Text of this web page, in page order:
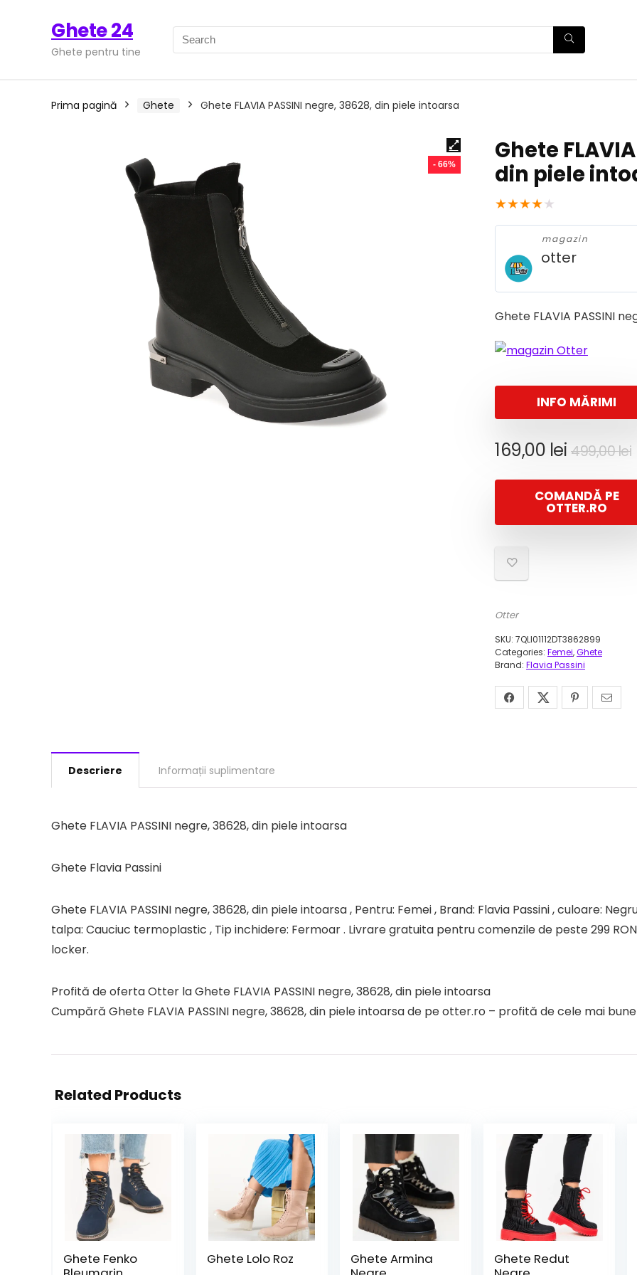
Ghete 24
Ghete pentru tine
Prima pagină Ghete Ghete FLAVIA PASSINI negre, 38628, din piele intoarsa
- 66%
Ghete
din piele
★★★★★
magazin
otter
Ghete FLAVIA PASSINI
INFO MĂRIMI
499,00lei
169,00 lei
COMANDĂ PE
OTTER.RO
Otter
SKU: 7QLI01112DT3862899
Categories: Femei,Ghete
Brand: Flavia Passini
Descriere Informații suplimentare
Ghete FLAVIA PASSINI negre, 38628, din piele intoarsa
Ghete Flavia Passini
Ghete FLAVIA PASSINI negre, 38628, din piele intoarsa , Pentru: Femei , Brand: Flavia Passini , culoare:
talpa: Cauciuc termoplastic , Tip inchidere: Fermoar . Livrare gratuita pentru comenzile de peste 299
locker.
Profită de oferta Otter la Ghete FLAVIA PASSINI negre, 38628, din piele intoarsa
Cumpără Ghete FLAVIA PASSINI negre, 38628, din piele intoarsa de pe otter.ro – profită de cele mai
Related Products
Ghete Fenko
Ghete Lolo Roz
Ghete Armina
Ghete Redut